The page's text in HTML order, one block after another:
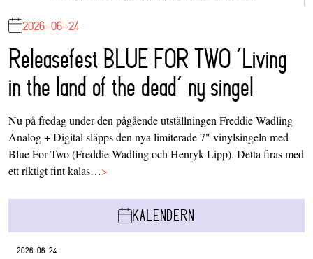
2026-06-24
Releasefest BLUE FOR TWO ‘Living
in the land of the dead’ ny singel
Nu på fredag under den pågående utställningen Freddie Wadling
Analog + Digital släpps den nya limiterade 7" vinylsingeln med
Blue For Two (Freddie Wadling och Henryk Lipp). Detta firas med
ett riktigt fint kalas…>
KALENDERN
2026-06-24